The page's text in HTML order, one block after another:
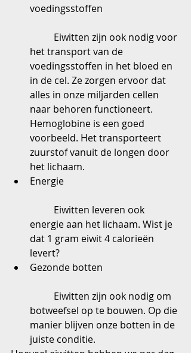
voedingsstoffen
het transport van de
voedingsstoffen in het bloed en
in de cel. Ze zorgen ervoor dat
alles in onze miljarden cellen
naar behoren functioneert.
Hemoglobine is een goed
voorbeeld. Het transporteert
zuurstof vanuit de longen door
het lichaam.
Energie
energie aan het lichaam. Wist je
dat 1 gram eiwit 4 calorieën
levert?
Gezonde botten
botweefsel op te bouwen. Op die
manier blijven onze botten in de
juiste conditie.